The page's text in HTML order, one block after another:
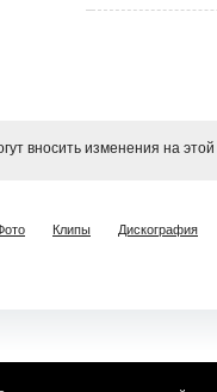
вносить изменения на
Клипы Дискография